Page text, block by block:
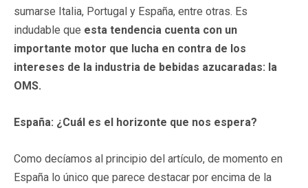
sumarse Italia, Portugal y España, entre otras. Es
indudable que esta tendencia cuenta con un
importante motor que lucha en contra de los
intereses de la industria de bebidas azucaradas: la
OMS.
España: ¿Cuál es el horizonte que nos espera?
Como decíamos al principio del artículo, de momento en
España lo único que parece destacar por encima de la